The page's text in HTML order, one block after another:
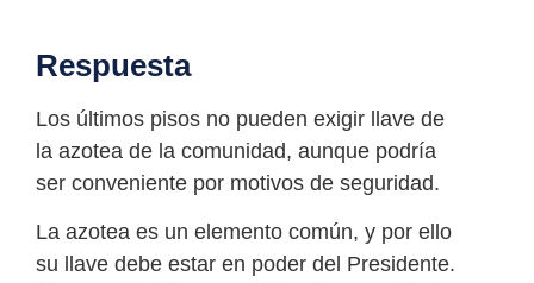
Respuesta
Los últimos pisos no pueden exigir llave de
la azotea de la comunidad, aunque podría
ser conveniente por motivos de seguridad.
La azotea es un elemento común, y por ello
su llave debe estar en poder del Presidente.